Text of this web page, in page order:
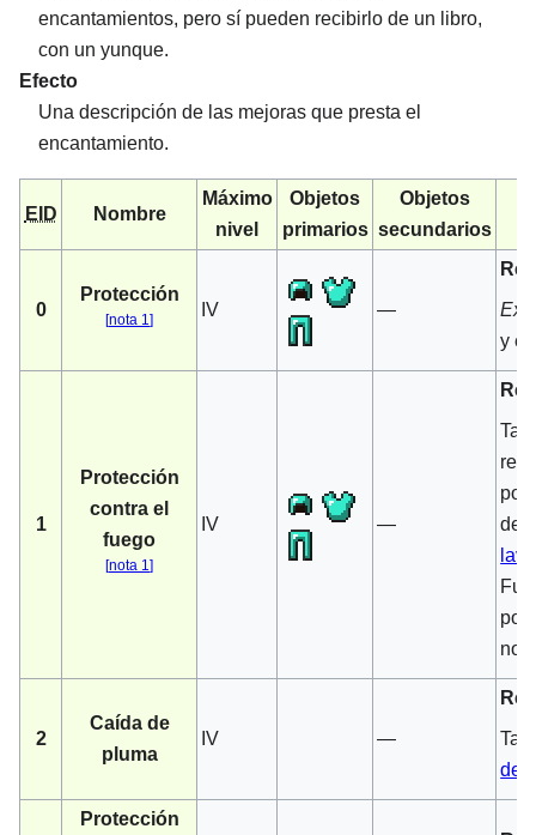
encantamientos, pero sí pueden recibirlo de un libro,
con un yunque.
Efecto
Una descripción de las mejoras que presta el
encantamiento.
EID Nombre
Máximo
nivel
Objetos
primarios
Objetos
secundarios
0
Protección
[nota 1] IV —
y el
1
Protección
contra el
fuego
[nota 1]
IV —
por
de
lava
por
no
2
Caída de
pluma
IV —
de
Protección